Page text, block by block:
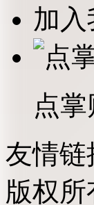
加入
点
友情链
版权所